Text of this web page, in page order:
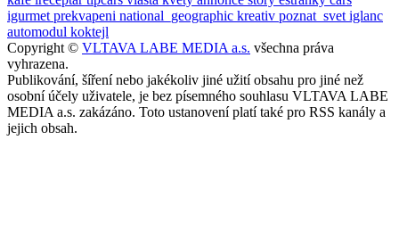
igurmet prekvapeni national_geographic kreativ poznat_svet iglanc
automodul koktejl
Copyright © VLTAVA LABE MEDIA a.s. všechna práva
vyhrazena.
Publikování, šíření nebo jakékoliv jiné užití obsahu pro jiné než
osobní účely uživatele, je bez písemného souhlasu VLTAVA LABE
MEDIA a.s. zakázáno. Toto ustanovení platí také pro RSS kanály a
jejich obsah.